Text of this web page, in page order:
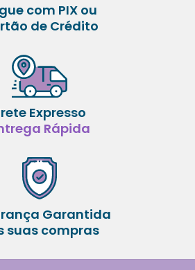
com PIX ou
de Crédito
Expresso
Rápida
Garantida
suas compras